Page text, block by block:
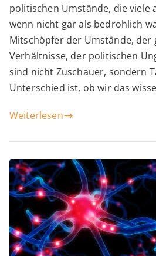
politischen Umstände, die viele
wenn nicht gar als bedrohlich
Mitschöpfer der Umstände, der
Verhältnisse, der politischen
sind nicht Zuschauer, sondern
Unterschied ist, ob wir das
Weiterlesen